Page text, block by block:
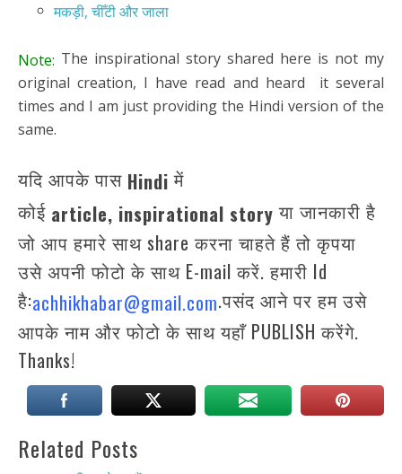
मकड़ी, चीँटी और जाला
Note: The inspirational story shared here is not my
original creation, I have read and heard it several
times and I am just providing the Hindi version of the
same.
यदि आपके पास Hindi में
कोई article, inspirational story या जानकारी है
जो आप हमारे साथ share करना चाहते हैं तो कृपया
उसे अपनी फोटो के साथ E-mail करें. हमारी Id
है:achhikhabar@gmail.com.पसंद आने पर हम उसे
आपके नाम और फोटो के साथ यहाँ PUBLISH करेंगे.
Thanks!
Related Posts